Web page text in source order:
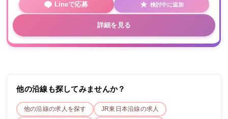
Lineで応募 検討中に追加
詳細を見る
他の沿線も探してみませんか？
他の沿線の求人を探す JR東日本沿線の求人